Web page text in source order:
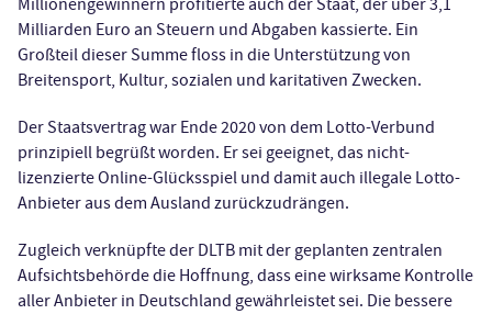
Millionengewinnern profitierte auch der Staat, der über 3,1
Milliarden Euro an Steuern und Abgaben kassierte. Ein
Großteil dieser Summe floss in die Unterstützung von
Breitensport, Kultur, sozialen und karitativen Zwecken.
Der Staatsvertrag war Ende 2020 von dem Lotto-Verbund
prinzipiell begrüßt worden. Er sei geeignet, das nicht-
lizenzierte Online-Glücksspiel und damit auch illegale Lotto-
Anbieter aus dem Ausland zurückzudrängen.
Zugleich verknüpfte der DLTB mit der geplanten zentralen
Aufsichtsbehörde die Hoffnung, dass eine wirksame Kontrolle
aller Anbieter in Deutschland gewährleistet sei. Die bessere